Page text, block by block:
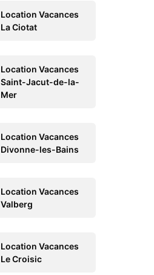
Location Vacances
La Ciotat
Location Vacances
Saint-Jacut-de-la-
Mer
Location Vacances
Divonne-les-Bains
Location Vacances
Valberg
Location Vacances
Le Croisic